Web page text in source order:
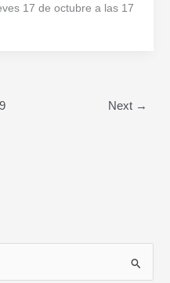
17 de octubre a las 17
9 Next →